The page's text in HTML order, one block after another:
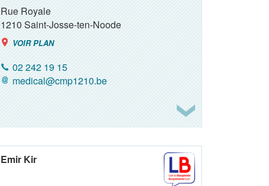
Rue Royale
1210Saint-Josse-ten-Noode
VOIR PLAN
02 242 19 15
medical@cmp1210.be
Emir Kir